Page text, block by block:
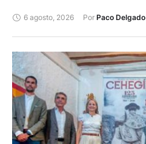
6 agosto, 2026 Por Paco Delgado